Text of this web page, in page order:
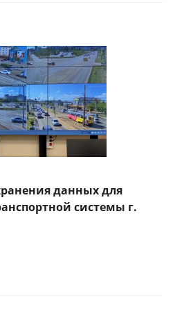
данных для
системы г.